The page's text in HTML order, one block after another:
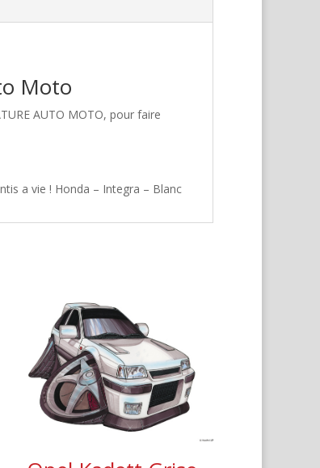
Moto
AUTO MOTO, pour faire
a vie ! Honda – Integra – Blanc